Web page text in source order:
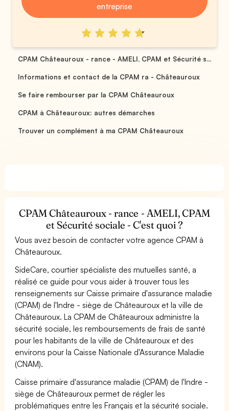
entreprise
CPAM Châteauroux - rance - AMELI, CPAM et Sécurité s...
Informations et contact de la CPAM ra - Châteauroux
Se faire rembourser par la CPAM Châteauroux
CPAM à Châteauroux: autres démarches
Trouver un complément à ma CPAM Châteauroux
CPAM Châteauroux - rance - AMELI, CPAM
et Sécurité sociale - C'est quoi ?
Vous avez besoin de contacter votre agence CPAM à
Châteauroux.
SideCare, courtier spécialiste des mutuelles santé, a
réalisé ce guide pour vous aider à trouver tous les
renseignements sur Caisse primaire d'assurance maladie
(CPAM) de l'Indre - siège de Châteauroux et la ville de
Châteauroux. La CPAM de Châteauroux administre la
sécurité sociale, les remboursements de frais de santé
pour les habitants de la ville de Châteauroux et des
environs pour la Caisse Nationale d'Assurance Maladie
(CNAM).
Caisse primaire d'assurance maladie (CPAM) de l'Indre -
siège de Châteauroux permet de régler les
problématiques entre les Français et la sécurité sociale.